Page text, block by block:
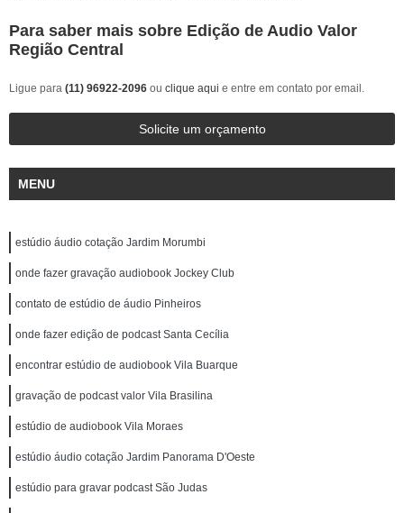
Para saber mais sobre Edição de Audio Valor
Região Central
Ligue para (11) 96922-2096 ou clique aqui e entre em contato por email.
Solicite um orçamento
MENU
estúdio áudio cotação Jardim Morumbi
onde fazer gravação audiobook Jockey Club
contato de estúdio de áudio Pinheiros
onde fazer edição de podcast Santa Cecília
encontrar estúdio de audiobook Vila Buarque
gravação de podcast valor Vila Brasilina
estúdio de audiobook Vila Moraes
estúdio áudio cotação Jardim Panorama D'Oeste
estúdio para gravar podcast São Judas